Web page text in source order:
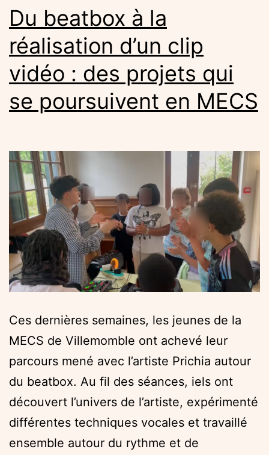
Du beatbox à la
réalisation d’un clip
vidéo : des projets qui
se poursuivent en MECS
Ces dernières semaines, les jeunes de la
MECS de Villemomble ont achevé leur
parcours mené avec l’artiste Prichia autour
du beatbox. Au fil des séances, iels ont
découvert l’univers de l’artiste, expérimenté
différentes techniques vocales et travaillé
ensemble autour du rythme et de